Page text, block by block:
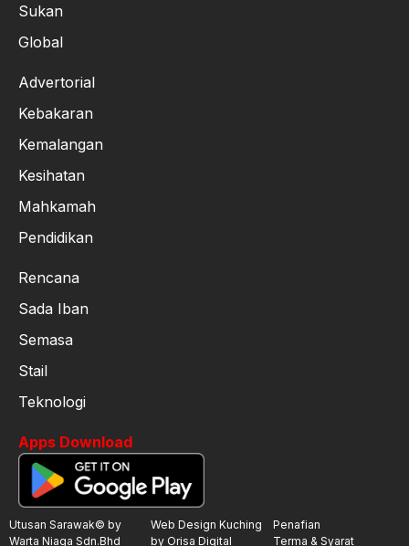
Sukan
Global
Advertorial
Kebakaran
Kemalangan
Kesihatan
Mahkamah
Pendidikan
Rencana
Sada Iban
Semasa
Stail
Teknologi
Apps Download
Utusan Sarawak© by
Warta Niaga Sdn.Bhd
Web Design Kuching
by Orisa Digital
Penafian
Terma & Syarat